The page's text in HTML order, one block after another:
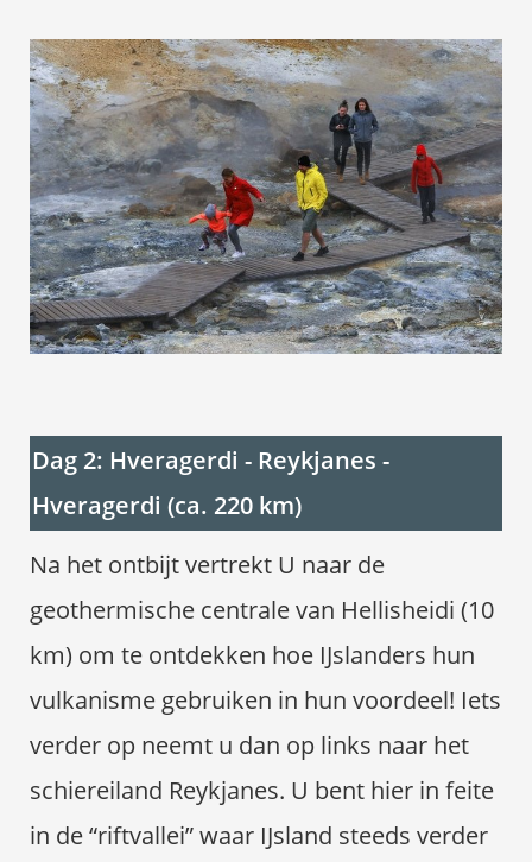
Dag 2: Hveragerdi - Reykjanes -
Hveragerdi (ca. 220 km)
Na het ontbijt vertrekt U naar de
geothermische centrale van Hellisheidi (10
km) om te ontdekken hoe IJslanders hun
vulkanisme gebruiken in hun voordeel! Iets
verder op neemt u dan op links naar het
schiereiland Reykjanes. U bent hier in feite
in de “riftvallei” waar IJsland steeds verder